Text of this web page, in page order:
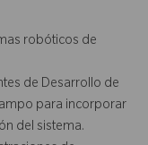
robóticos de
de Desarrollo de
para incorporar
del sistema.